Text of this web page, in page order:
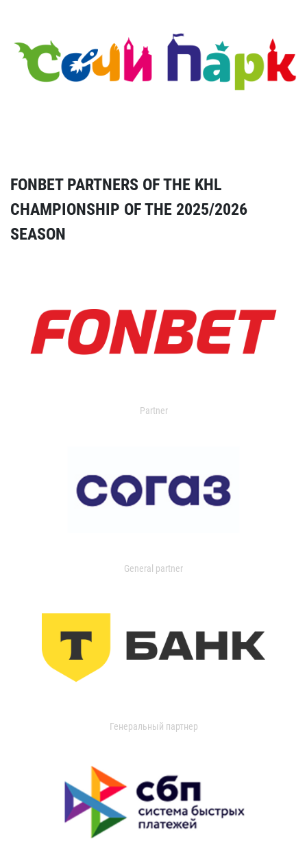
FONBET PARTNERS OF THE KHL
CHAMPIONSHIP OF THE 2025/2026
SEASON
Partner
General partner
Генеральный партнер